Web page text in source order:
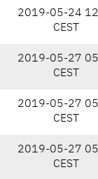
2019-05-24
CEST
2019-05-27
CEST
2019-05-27
CEST
2019-05-27
CEST